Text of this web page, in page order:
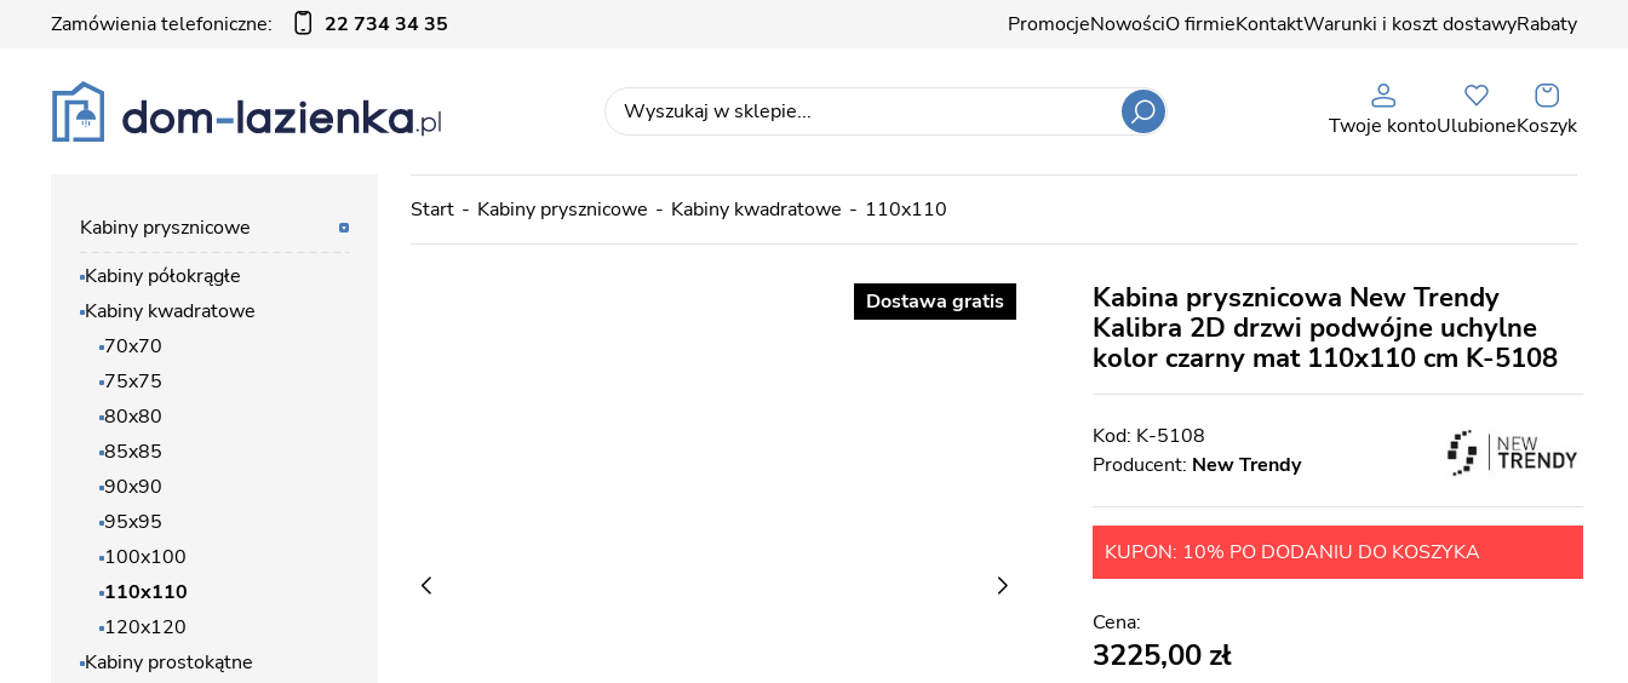
Zamówienia telefoniczne: 22 734 34 35 PromocjeNowościO firmieKontaktWarunki i koszt dostawyRabaty
Twoje kontoUlubioneKoszyk
Start Kabiny prysznicowe Kabiny kwadratowe 110x110
Dostawa gratis
Kabina prysznicowa New Trendy
Kalibra 2D drzwi podwójne uchylne
kolor czarny mat 110x110 cm K-5108
K-5108
Producent: New Trendy
KUPON: 10% PO DODANIU DO KOSZYKA
3225,00
Kabiny prysznicowe
Kabiny półokrągłe
Kabiny kwadratowe
70x70
75x75
80x80
85x85
90x90
95x95
100x100
110x110
120x120
Kabiny prostokątne